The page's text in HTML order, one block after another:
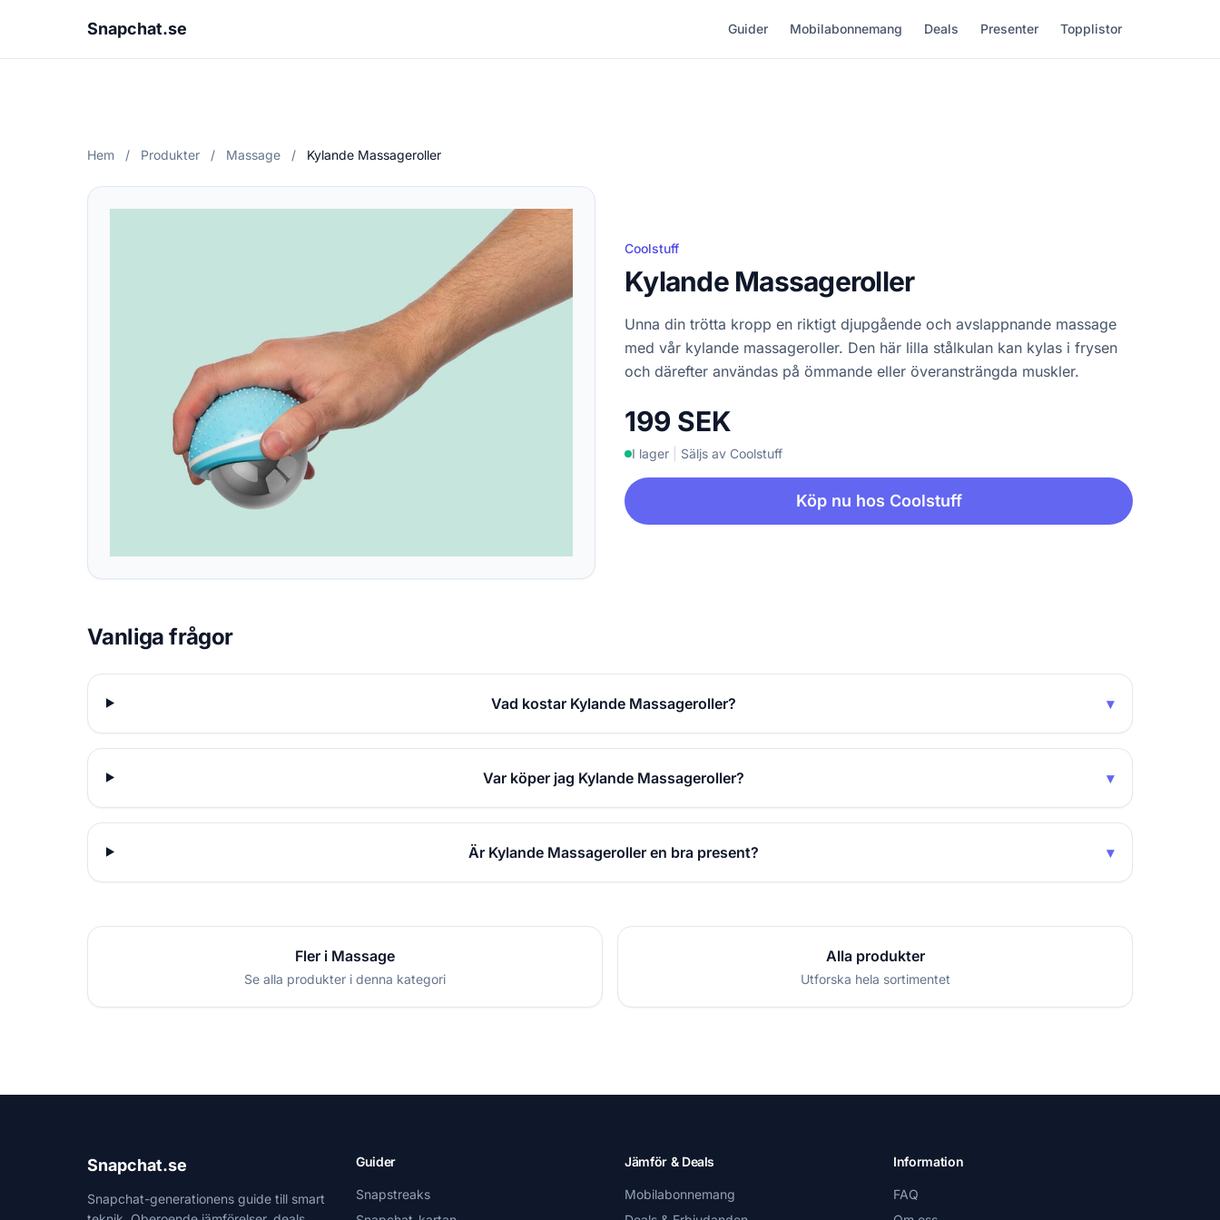
Snapchat.se Guider Mobilabonnemang Deals Presenter Topplistor
Hem / Produkter / Massage / Kylande Massageroller
Coolstuff
Kylande Massageroller
Unna din trötta kropp en riktigt djupgående och avslappnande massage
med vår kylande massageroller. Den här lilla stålkulan kan kylas i frysen
och därefter användas på ömmande eller överansträngda muskler.
199 SEK
I lager Säljs av Coolstuff
Köp nu hos Coolstuff
Vanliga frågor
Vad kostar Kylande Massageroller? ▾
Var köper jag Kylande Massageroller? ▾
Är Kylande Massageroller en bra present? ▾
Fler i Massage
Se alla produkter i denna kategori
Alla produkter
Utforska hela sortimentet
Snapchat.se
Snapchat-generationens guide till smart
Guider
Snapstreaks
Jämför & Deals
Mobilabonnemang
Information
FAQ